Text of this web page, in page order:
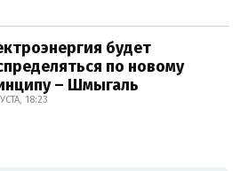
будет
по новому
– Шмыгаль
18:23